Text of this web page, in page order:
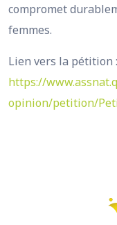
compromet
femmes.
Lien vers la pétition :
https://
opinion/petition/